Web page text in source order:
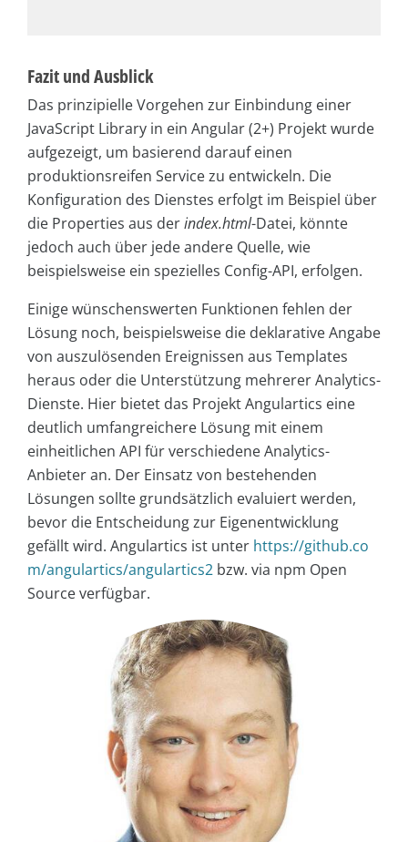
Fazit und Ausblick
Das prinzipielle Vorgehen zur Einbindung einer
JavaScript Library in ein Angular (2+) Projekt wurde
aufgezeigt, um basierend darauf einen
produktionsreifen Service zu entwickeln. Die
Konfiguration des Dienstes erfolgt im Beispiel über
die Properties aus derindex.html-Datei, könnte
jedoch auch über jede andere Quelle, wie
beispielsweise ein spezielles Config-API, erfolgen.
Einige wünschenswerten Funktionen fehlen der
Lösung noch, beispielsweise die deklarative Angabe
von auszulösenden Ereignissen aus Templates
heraus oder die Unterstützung mehrerer Analytics-
Dienste. Hier bietet das Projekt Angulartics eine
deutlich umfangreichere Lösung mit einem
einheitlichen API für verschiedene Analytics-
Anbieter an. Der Einsatz von bestehenden
Lösungen sollte grundsätzlich evaluiert werden,
bevor die Entscheidung zur Eigenentwicklung
gefällt wird. Angulartics ist unter https://github.co
m/angulartics/angulartics2 bzw. via npm Open
Source verfügbar.